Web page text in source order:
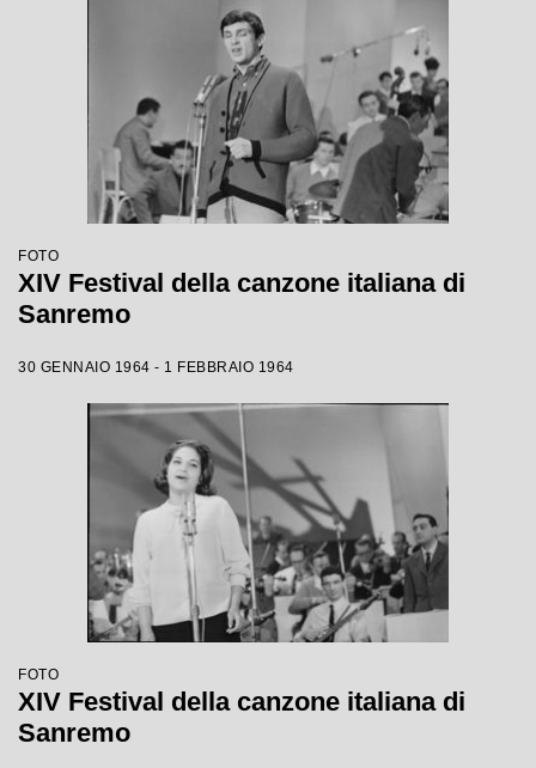
FOTO
XIV Festival della canzone italiana di
Sanremo
30 GENNAIO 1964 - 1 FEBBRAIO 1964
FOTO
XIV Festival della canzone italiana di
Sanremo